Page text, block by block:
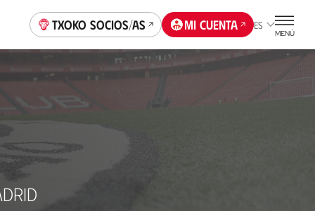
Txoko socios/as Mi cuenta ES
MENÚ